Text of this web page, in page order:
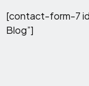
[contact-form-7
Blog”]